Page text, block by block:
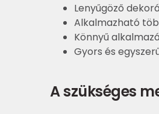
Lenyűgöző
Alkalmazható
Könnyű
Gyors és
A szükséges